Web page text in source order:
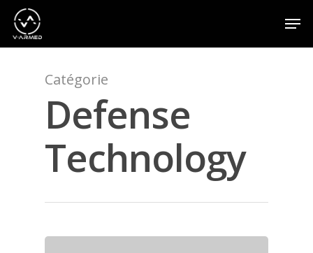
Appuyez sur la touche Entrée pour effectuer une
recherche ou sur la touche ESC pour fermer
Catégorie
Defense
Technology